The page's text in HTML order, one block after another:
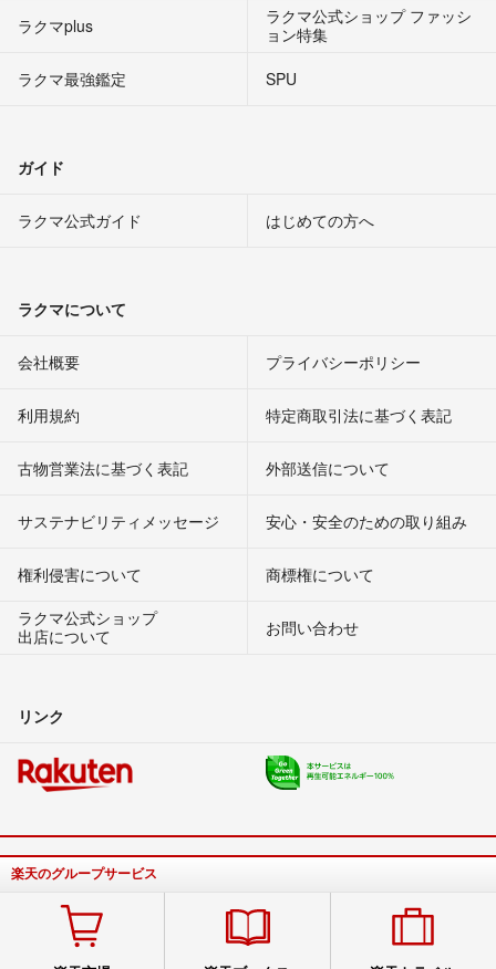
ラクマplus
ラクマ公式ショップ ファッシ
ョン特集
ラクマ最強鑑定
SPU
ガイド
ラクマ公式ガイド はじめての方へ
ラクマについて
会社概要 プライバシーポリシー
利用規約 特定商取引法に基づく表記
古物営業法に基づく表記 外部送信について
サステナビリティメッセージ 安心・安全のための取り組み
権利侵害について
商標権について
ラクマ公式ショップ
出店について
お問い合わせ
リンク
楽天のグループサービス